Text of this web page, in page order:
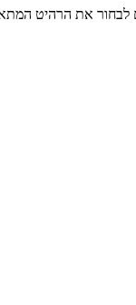
את הרהיט